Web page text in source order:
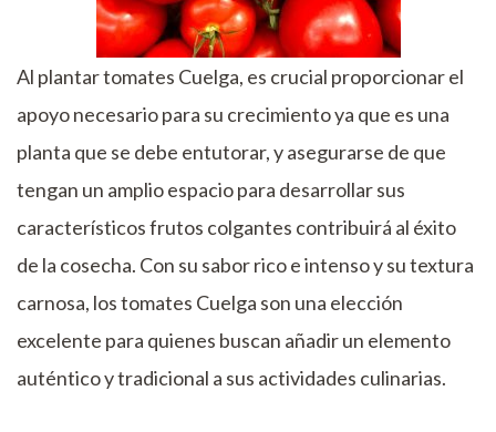
Al plantar tomates Cuelga, es crucial proporcionar el
apoyo necesario para su crecimiento ya que es una
planta que se debe entutorar, y asegurarse de que
tengan un amplio espacio para desarrollar sus
característicos frutos colgantes contribuirá al éxito
de la cosecha. Con su sabor rico e intenso y su textura
carnosa, los tomates Cuelga son una elección
excelente para quienes buscan añadir un elemento
auténtico y tradicional a sus actividades culinarias.